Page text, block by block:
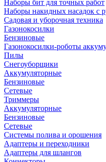
Наборы бит для точных работ
Наборы накидных насадок с
Садовая и уборочная техника
Газонокосилки
Бензиновые
Газонокосилки-роботы
Пилы
Снегоуборщики
Аккумуляторные
Бензиновые
Сетевые
Триммеры
Аккумуляторные
Бензиновые
Сетевые
Системы полива и орошения
Адаптеры и переходники
Адаптеры для шлангов